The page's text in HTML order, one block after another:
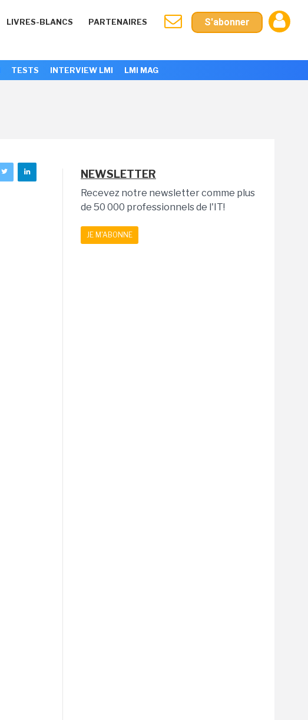
LIVRES-BLANCS PARTENAIRES S'abonner
TESTS INTERVIEW LMI LMI MAG
NEWSLETTER
Recevez notre newsletter comme plus
de 50 000 professionnels de l'IT!
JE M'ABONNE